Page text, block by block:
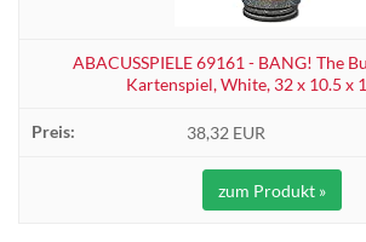
ABACUSSPIELE 69161 - BANG! The
Kartenspiel, White, 32 x 10.5 x
38,32 EUR
zum Produkt »